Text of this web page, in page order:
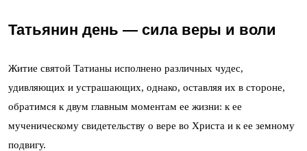
Татьянин день — сила веры и воли
Житие святой Татианы исполнено различных чудес,
удивляющих и устрашающих, однако, оставляя их в стороне,
обратимся к двум главным моментам ее жизни: к ее
мученическому свидетельству о вере во Христа и к ее земному
подвигу.